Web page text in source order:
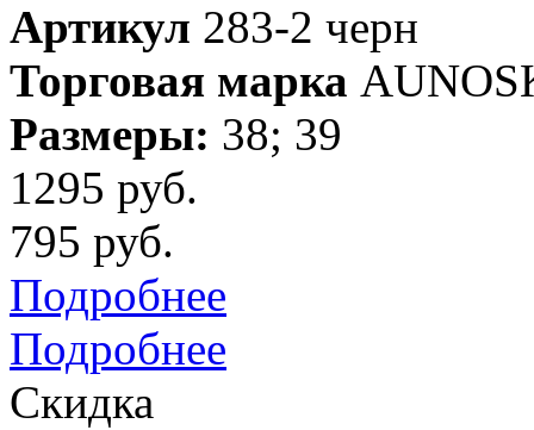
Артикул 283-2 черн
Торговая марка
Размеры: 38; 39
1295 руб.
795 руб.
Подробнее
Подробнее
Скидка